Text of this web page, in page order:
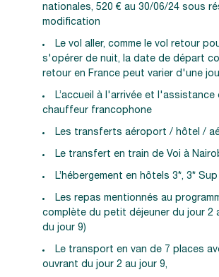
nationales, 520 € au 30/06/24 sous
modification
Le vol aller, comme le vol retour
s'opérer de nuit, la date de départ
retour en France peut varier d'une
L’accueil à l'arrivée et l'assistance
chauffeur francophone
Les transferts aéroport / hôtel /
Le transfert en train de Voi à
L’hébergement en hôtels 3*, 3*
Les repas mentionnés au
complète du petit déjeuner du jour 2
du jour 9)
Le transport en van de 7 places
ouvrant du jour 2 au jour 9,